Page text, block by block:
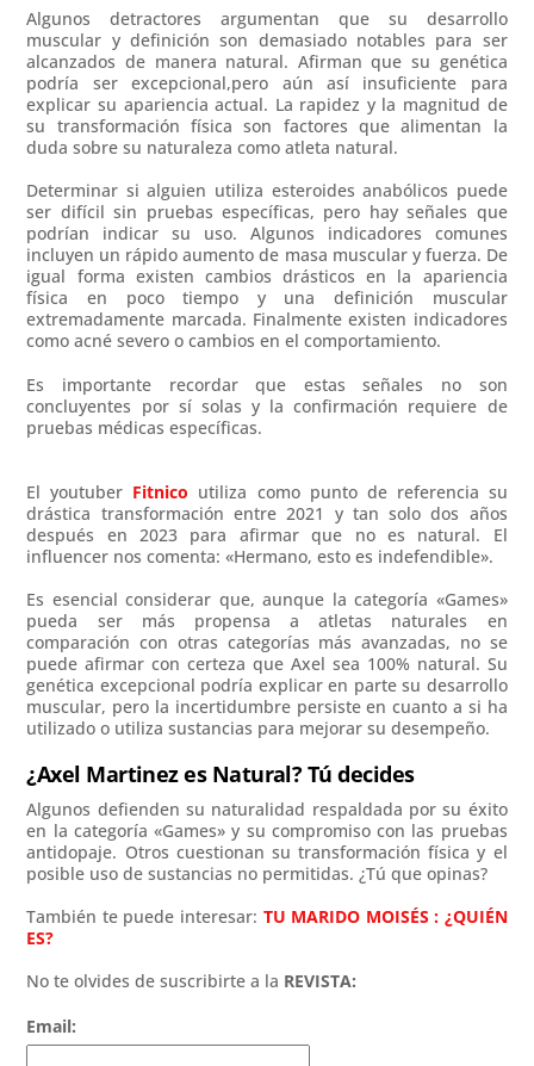
Algunos detractores argumentan que su desarrollo
muscular y definición son demasiado notables para ser
alcanzados de manera natural. Afirman que su genética
podría ser excepcional,pero aún así insuficiente para
explicar su apariencia actual. La rapidez y la magnitud de
su transformación física son factores que alimentan la
duda sobre su naturaleza como atleta natural.
Determinar si alguien utiliza esteroides anabólicos puede
ser difícil sin pruebas específicas, pero hay señales que
podrían indicar su uso. Algunos indicadores comunes
incluyen un rápido aumento de masa muscular y fuerza. De
igual forma existen cambios drásticos en la apariencia
física en poco tiempo y una definición muscular
extremadamente marcada. Finalmente existen indicadores
como acné severo o cambios en el comportamiento.
Es importante recordar que estas señales no son
concluyentes por sí solas y la confirmación requiere de
pruebas médicas específicas.
El youtuber Fitnico utiliza como punto de referencia su
drástica transformación entre 2021 y tan solo dos años
después en 2023 para afirmar que no es natural. El
influencer nos comenta: «Hermano, esto es indefendible».
Es esencial considerar que, aunque la categoría «Games»
pueda ser más propensa a atletas naturales en
comparación con otras categorías más avanzadas, no se
puede afirmar con certeza que Axel sea 100% natural. Su
genética excepcional podría explicar en parte su desarrollo
muscular, pero la incertidumbre persiste en cuanto a si ha
utilizado o utiliza sustancias para mejorar su desempeño.
¿Axel Martinez es Natural?Tú decides
Algunos defienden su naturalidad respaldada por su éxito
en la categoría «Games» y su compromiso con las pruebas
antidopaje. Otros cuestionan su transformación física y el
posible uso de sustancias no permitidas. ¿Tú que opinas?
También te puede interesar: TU MARIDO MOISÉS : ¿QUIÉN
ES?
No te olvides de suscribirte a la REVISTA:
Email: